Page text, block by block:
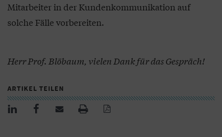
Mitarbeiter in der Kundenkommunikation auf
solche Fälle vorbereiten.
Herr Prof. Blöbaum, vielen Dank für das Gespräch!
ARTIKEL TEILEN